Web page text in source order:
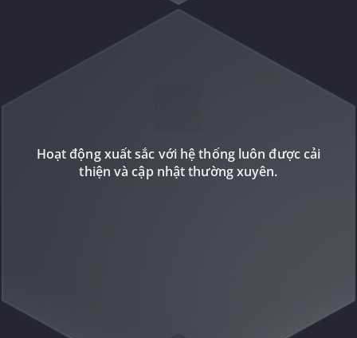
Hoạt động xuất sắc với hệ thống luôn được cải
thiện và cập nhật thường xuyên.